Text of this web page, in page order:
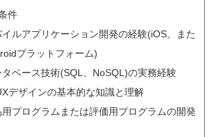
件
イルアプリケーション開発の経験(iOS、また
プラットフォーム)
タベース技術(SQL、NoSQL)の実務経験
デザインの基本的な知識と理解
用プログラムまたは評価用プログラムの開発